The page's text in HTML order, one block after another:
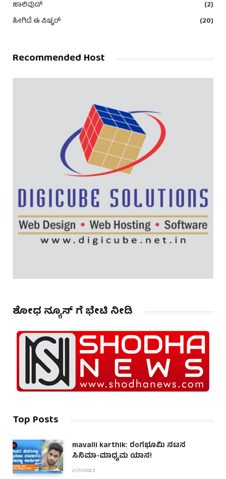
ಹಾಲಿವುಡ್
(2)
ಹೀಗಿದೆ ಈ ಪಿಚ್ಚರ್
(20)
Recommended Host
ಶೋಧ ನ್ಯೂಸ್ ಗೆ ಭೇಟಿ ನೀಡಿ
Top Posts
mavalli karthik: ರಂಗಭೂಮಿ ನಟನ
ಸಿನಿಮಾ-ಮಾಧ್ಯಮ ಯಾನ!
21/11/2023